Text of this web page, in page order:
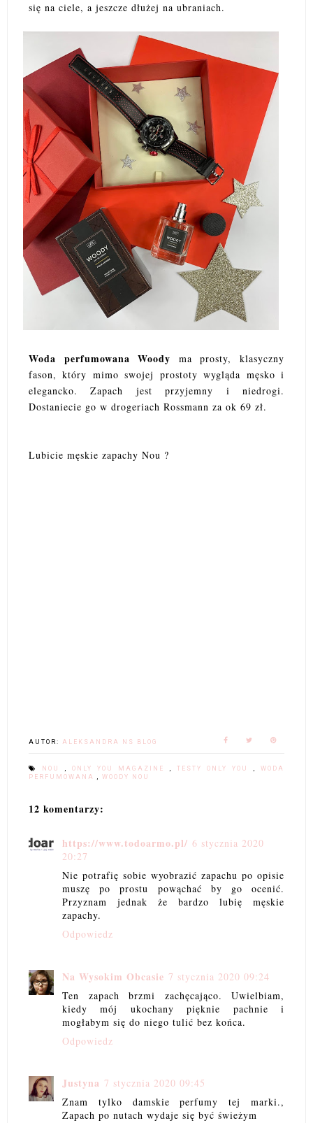
się na ciele, a jeszcze dłużej na ubraniach.
Woda perfumowana Woody ma prosty, klasyczny
fason, który mimo swojej prostoty wygląda męsko i
elegancko. Zapach jest przyjemny i niedrogi.
Dostaniecie go w drogeriach Rossmann za ok 69 zł.
Lubicie męskie zapachy Nou ?
AUTOR: ALEKSANDRA NS BLOG
NOU , ONLY YOU MAGAZINE , TESTY ONLY YOU ,WODA
PERFUMOWANA , WOODY NOU
12 komentarzy:
https://www.todoarmo.pl/ 6 stycznia 2020
20:27
Nie potrafię sobie wyobrazić zapachu po opisie
muszę po prostu powąchać by go ocenić.
Przyznam jednak że bardzo lubię męskie
zapachy.
Odpowiedz
Na Wysokim Obcasie 7 stycznia 2020 09:24
Ten zapach brzmi zachęcająco. Uwielbiam,
kiedy mój ukochany pięknie pachnie i
mogłabym się do niego tulić bez końca.
Odpowiedz
Justyna 7 stycznia 2020 09:45
Znam tylko damskie perfumy tej marki.,
Zapach po nutach wydaje się być świeżym